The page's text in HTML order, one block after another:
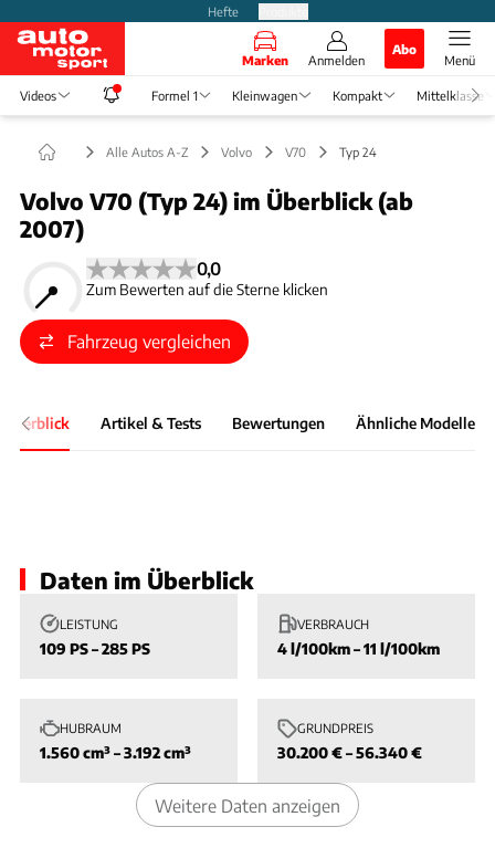
Hefte
Marken Anmelden
Abo
Menü
Videos Formel 1 Kleinwagen Kompakt Mittelklasse
Alle Autos A-Z Volvo V70 Typ 24
Volvo V70 (Typ 24) im Überblick (ab
2007)
0,0
Zum Bewerten auf die Sterne klicken
Fahrzeug vergleichen
Überblick Artikel & Tests Bewertungen Ähnliche Modelle
Daten im Überblick
LEISTUNG
109 PS – 285 PS
VERBRAUCH
4 l/100km – 11 l/100km
HUBRAUM
1.560 cm³ – 3.192 cm³
GRUNDPREIS
30.200 € – 56.340 €
Weitere Daten anzeigen